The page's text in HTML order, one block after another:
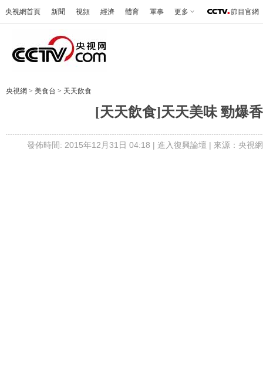
央視網首頁 新聞 視頻 經濟 體育 軍事 更多 節目官網
央視網 > 美食台 > 天天飲食
[天天飲食]天天美味 勁爆
發佈時間: 2015年12月31日 04:18 | 進入復興論壇 | 來源：央視